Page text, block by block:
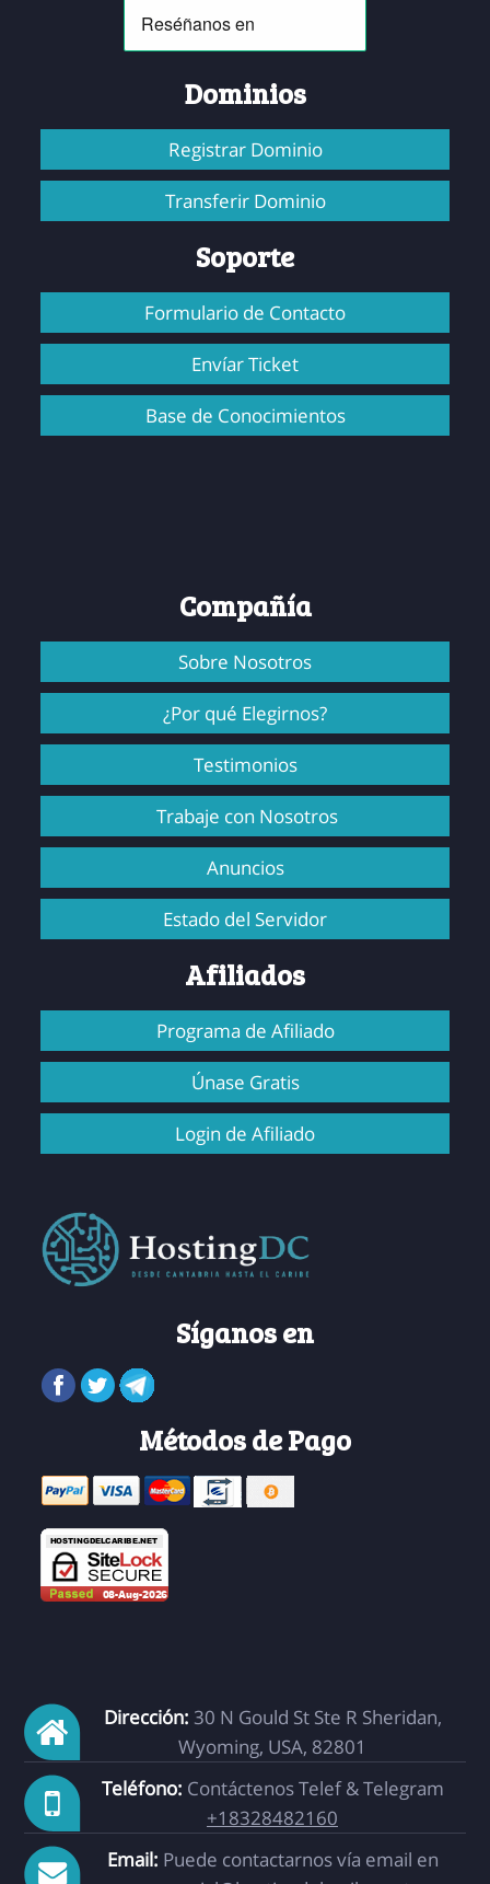
Dominios
Registrar Dominio
Transferir Dominio
Soporte
Formulario de Contacto
Envíar Ticket
Base de Conocimientos
Compañía
Sobre Nosotros
¿Por qué Elegirnos?
Testimonios
Trabaje con Nosotros
Anuncios
Estado del Servidor
Afiliados
Programa de Afiliado
Únase Gratis
Login de Afiliado
Síganos en
Métodos de Pago
Dirección: 30 N Gould St Ste R Sheridan,
Wyoming, USA, 82801
Teléfono: Contáctenos Telef & Telegram
+18328482160
Email: Puede contactarnos vía email en